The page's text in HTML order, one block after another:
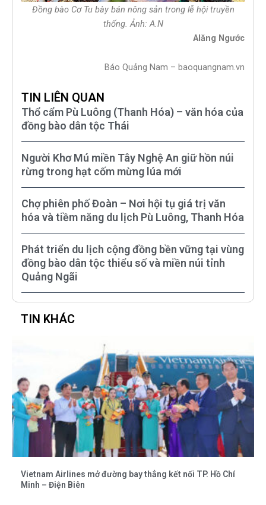
Đồng bào Cơ Tu bày bán nông sản trong lễ hội truyền
thống. Ảnh: A.N
Alăng Ngước
Báo Quảng Nam – baoquangnam.vn
TIN LIÊN QUAN
Thổ cẩm Pù Luông (Thanh Hóa) – văn hóa của
đồng bào dân tộc Thái
Người Khơ Mú miền Tây Nghệ An giữ hồn núi
rừng trong hạt cốm mừng lúa mới
Chợ phiên phố Đoàn – Nơi hội tụ giá trị văn
hóa và tiềm năng du lịch Pù Luông, Thanh Hóa
Phát triển du lịch cộng đồng bền vững tại vùng
đồng bào dân tộc thiểu số và miền núi tỉnh
Quảng Ngãi
TIN KHÁC
Vietnam Airlines mở đường bay thẳng kết nối TP. Hồ Chí
Minh – Điện Biên